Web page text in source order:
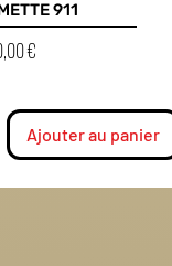
911
€
Ajouter au panier